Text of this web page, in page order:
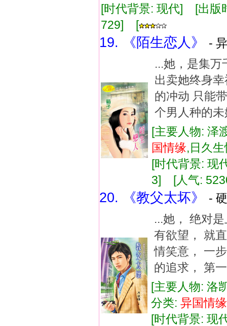
[时代背景: 现代] [出
729] [
19. 《陌生恋人》
-
...她，是集万
出卖她终身
的冲动 只能
个男人种的
[主要人物:
国情缘,日久
[时代背景:
3] [人气:
20. 《教父太坏》
-
...她， 绝对
有欲望， 就
情笑意， 一
的追求， 第
[主要人物: 洛
分类: 异国情缘
[时代背景: